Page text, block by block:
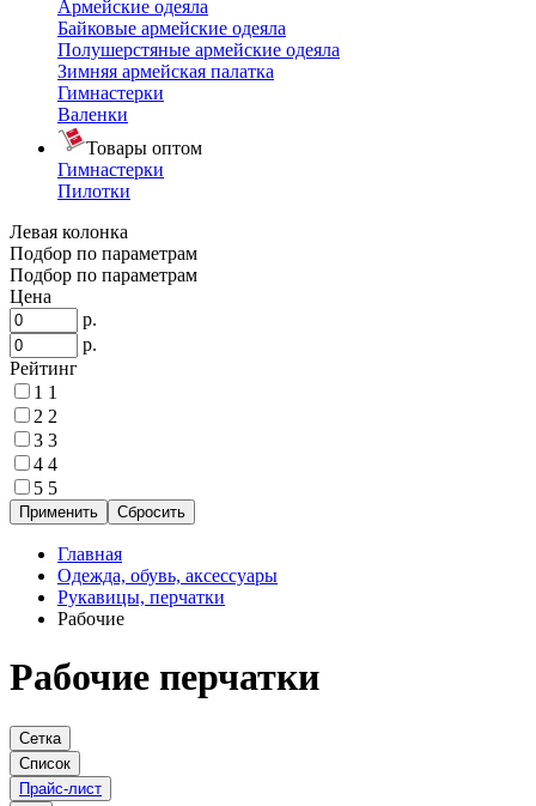
Армейские одеяла
Байковые армейские одеяла
Полушерстяные армейские одеяла
Зимняя армейская палатка
Гимнастерки
Валенки
Товары оптом
Гимнастерки
Пилотки
Левая колонка
Подбор по параметрам
Подбор по параметрам
Цена
р.
р.
Рейтинг
1 1
2 2
3 3
4 4
5 5
Главная
Одежда, обувь, аксессуары
Рукавицы, перчатки
Рабочие
Рабочие перчатки
Сетка
Список
Прайс-лист